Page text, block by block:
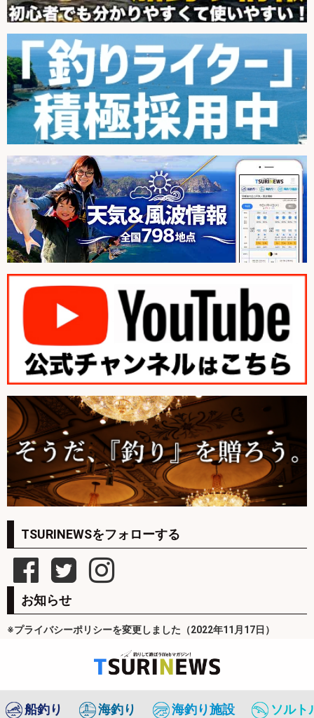
TSURINEWSをフォローする
お知らせ
※プライバシーポリシーを変更しました（2022年11月17日）
船釣り 海釣り 海釣り施設 ソルト